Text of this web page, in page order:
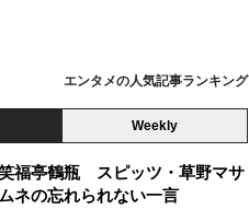
エンタメの人気記事ランキング
Weekly
福亭鶴瓶 スピッツ・草野マサ
ネの忘れられない一言